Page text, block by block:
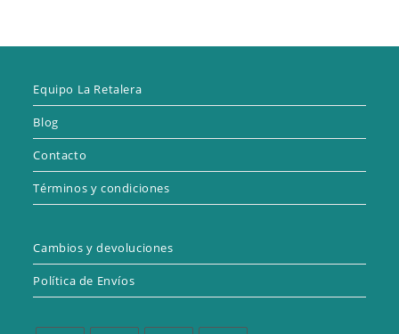
Equipo La Retalera
Blog
Contacto
Términos y condiciones
Cambios y devoluciones
Política de Envíos